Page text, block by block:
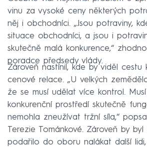
vinu za vysoké ceny některých
něj i obchodníci. „Jsou potraviny,
situace obchodníci, a jsou i
skutečně malá konkurence,“
poradce předsedy vlády.
Zároveň nastínil, kde by viděl cestu
cenové relace. „U velkých
že se musí udělat více kontrol.
konkurenční prostředí skutečně
nemohla zneužívat tržní síla,“
Terezie Tománkové. Zároveň by byl
podařilo do oboru nalákat další lidi,